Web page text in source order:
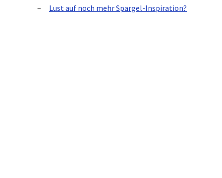
Lust auf noch mehr Spargel-Inspiration?